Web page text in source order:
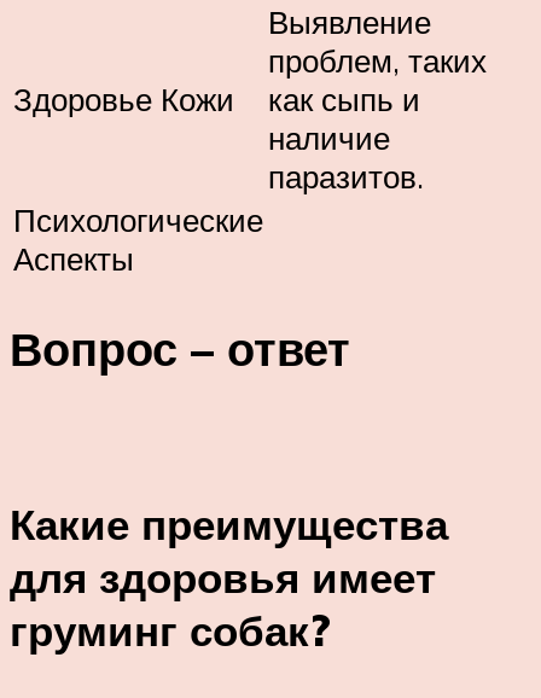
Здоровье Кожи
Выявление
проблем, таких
как сыпь и
наличие
паразитов.
Психологические
Аспекты
Вопрос – ответ
Какие преимущества
для здоровья имеет
груминг собак?